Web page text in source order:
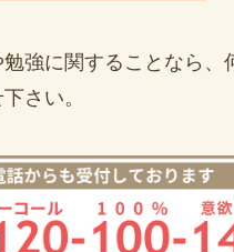
強に関することなら、
さい。